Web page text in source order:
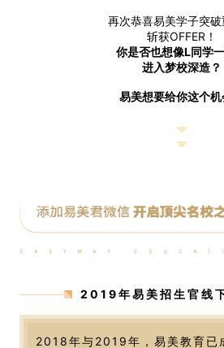
再次恭喜易美学子突破
斩获OFFER！
你是否也想像L同学一
进入梦校深造？
易美想要给你这个机
2019年易美招生官线
2018年与2019年，易美教育已